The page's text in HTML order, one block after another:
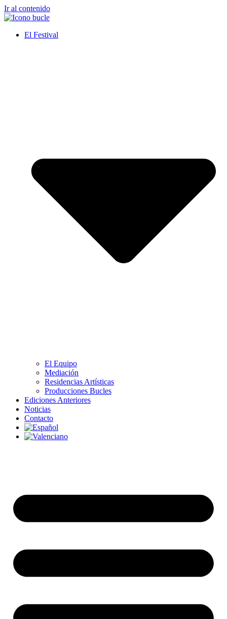
Ir al contenido
El Festival
El Equipo
Mediación
Residencias Artísticas
Producciones Bucles
Ediciones Anteriores
Noticias
Contacto